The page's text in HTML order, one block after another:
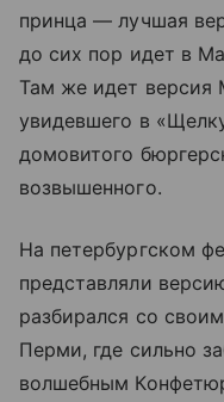
принца — лучшая
до сих пор идет в
Там же идет версия
увидевшего в
домовитого
возвышенного.
На петербургском
представляли
разбирался со
Перми, где сильно
волшебным